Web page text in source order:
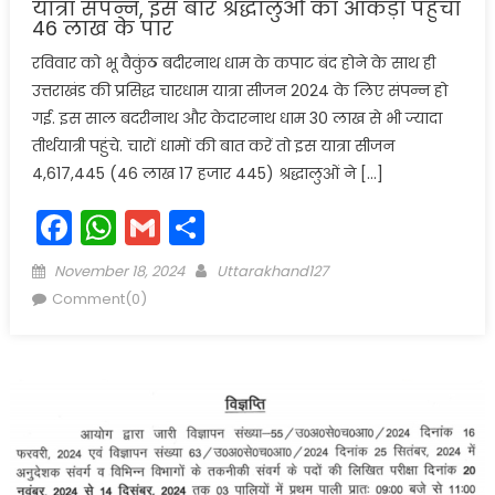
यात्रा संपन्न, इस बार श्रद्धालुओं का आंकड़ा पहुंचा
46 लाख के पार
रविवार को भू वैकुंठ बदीरनाथ धाम के कपाट बंद होने के साथ ही
उत्तराखंड की प्रसिद्ध चारधाम यात्रा सीजन 2024 के लिए संपन्न हो
गई. इस साल बदरीनाथ और केदारनाथ धाम 30 लाख से भी ज्यादा
तीर्थयात्री पहुंचे. चारों धामों की बात करें तो इस यात्रा सीजन
4,617,445 (46 लाख 17 हजार 445) श्रद्धालुओं ने […]
Facebook
WhatsApp
GmailShare
Posted
on
November 18, 2024 Author
Uttarakhand127
Comment(0)